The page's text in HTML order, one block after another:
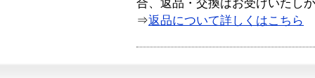
合、返品・交換はお受けいたし
⇒返品について詳しくはこちら